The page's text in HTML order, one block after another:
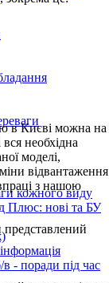
кожного виду
Плюс: нові та БУ
- поради під час
в Києві можна на
необхідна
моделі,
відвантаження
з нашою
представлений